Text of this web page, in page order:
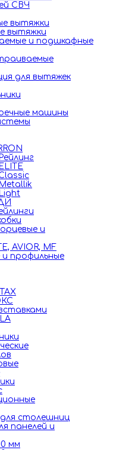
СВЧ
вытяжки
вытяжки
и подшкафные
для вытяжек
машины
и
AVIOR, MF
и профильные
столешниц
панелей и
мм